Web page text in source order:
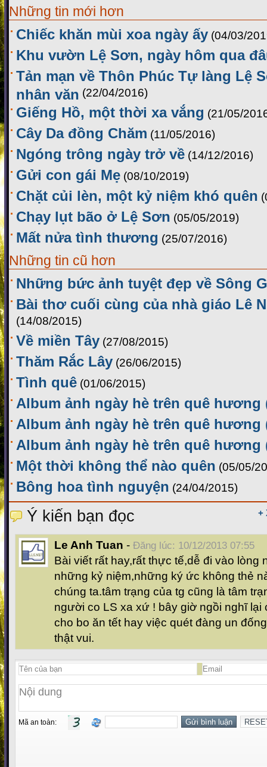
Những tin mới hơn
Chiếc khăn mùi xoa ngày ấy (04/03/
Khu vườn Lệ Sơn, ngày hôm qua
Tản mạn về Thôn Phúc Tự làng Lệ
nhân văn (22/04/2016)
Giếng Hồ, một thời xa vắng (21/05/
Cây Da đồng Chăm (11/05/2016)
Ngóng trông ngày trở về (14/12/2016)
Gửi con gái Mẹ (08/10/2019)
Chặt củi lèn, một kỷ niệm khó quên
Chạy lụt bão ở Lệ Sơn (05/05/2019)
Mất nửa tình thương (25/07/2016)
Những tin cũ hơn
Những bức ảnh tuyệt đẹp về Sông
Bài thơ cuối cùng của nhà giáo Lê
(14/08/2015)
Về miền Tây (27/08/2015)
Thăm Rắc Lây (26/06/2015)
Tình quê (01/06/2015)
Album ảnh ngày hè trên quê hương
Album ảnh ngày hè trên quê hương
Album ảnh ngày hè trên quê hương
Một thời không thể nào quên (05/05/
Bông hoa tình nguyện (24/04/2015)
+
Ý kiến bạn đọc
Le Anh Tuan - Đăng lúc: 10/12/2013 07:55
Bài viết rất hay,rất thực tế,dễ đi vào lòng
những kỷ niệm,những ký ức không thẻ
chúng ta.tâm trạng của tg cũng là tâm
người co LS xa xứ ! bây giờ ngồi nghĩ lại
cho bo ăn tết hay việc quét đàng un
thật vui.
Mã an toàn: